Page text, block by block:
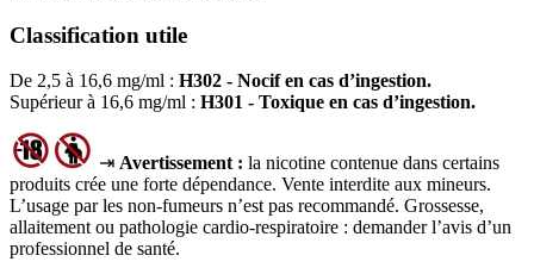
Classification utile
De 2,5 à 16,6 mg/ml : H302 - Nocif en cas d’ingestion.
Supérieur à 16,6 mg/ml : H301 - Toxique en cas d’ingestion.
⇥ Avertissement : la nicotine contenue dans certains
produits crée une forte dépendance. Vente interdite aux mineurs.
L’usage par les non‑fumeurs n’est pas recommandé. Grossesse,
allaitement ou pathologie cardio‑respiratoire : demander l’avis d’un
professionnel de santé.